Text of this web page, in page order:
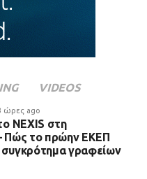
VIDEOS
ώρες ago
NEXIS στη
το πρώην ΕΚΕΠ
συγκρότημα γραφείων